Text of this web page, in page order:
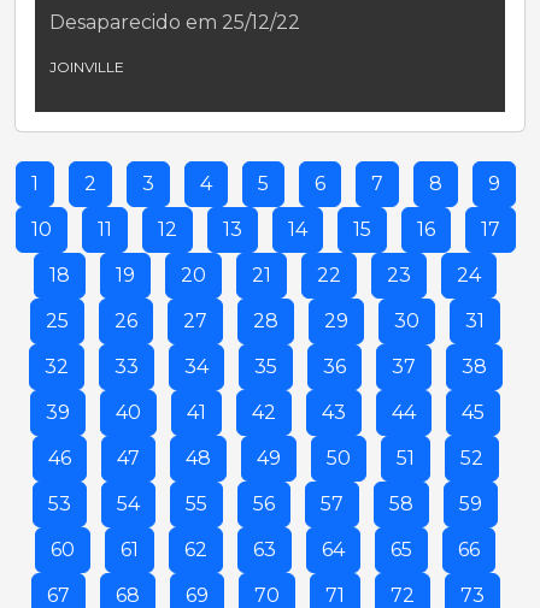
Desaparecido em 25/12/22
JOINVILLE
1 2 3 4 5 6 7 8
9
10
11 12 13 14 15 16
17
18
19 20 21 22 23
24
25
26 27 28 29 30
31
32
33 34 35 36 37
38
39
40 41 42 43 44
45
46
47 48 49 50 51
52
53
54 55 56 57 58
59
60
61 62 63 64 65
66
67
68 69 70 71 72
73